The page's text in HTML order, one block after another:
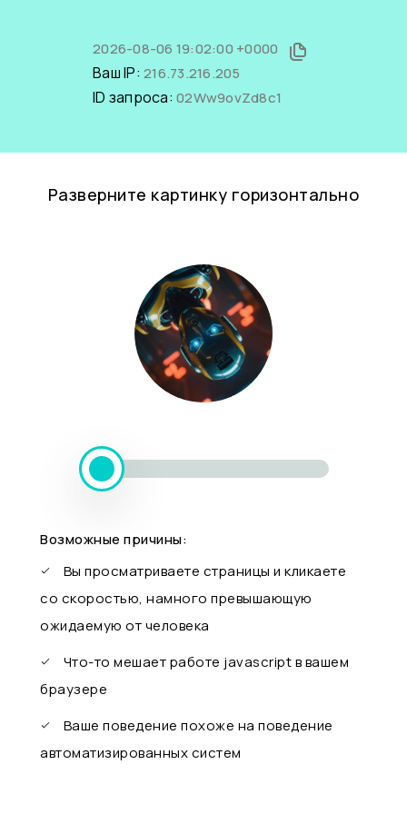
2026-08-06 19:02:00 +0000
Ваш IP: 216.73.216.205
ID запроса: 02Ww9ovZd8c1
Разверните картинку горизонтально
Возможные причины:
Вы просматриваете страницы и кликаете
со скоростью, намного превышающую
ожидаемую от человека
Что-то мешает работе javascript в вашем
браузере
Ваше поведение похоже на поведение
автоматизированных систем